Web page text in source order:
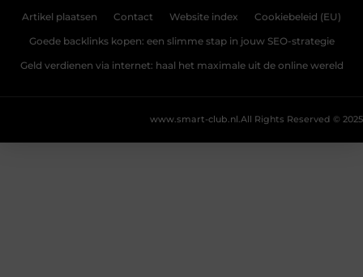
Artikel plaatsen Contact Website index Cookiebeleid (EU)
Goede backlinks kopen: een slimme stap in jouw SEO-strategie
Geld verdienen via internet: haal het maximale uit de online wereld
All Rights Reserved © 2025
www.smart-club.nl.